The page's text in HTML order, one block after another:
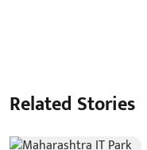
Related Stories